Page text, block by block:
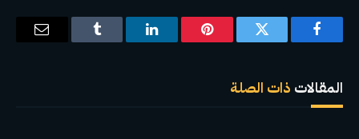
فيسبوك تويتر بينتيريستلينكدإن Tumblr
البريد
المقالات ذات الصلة